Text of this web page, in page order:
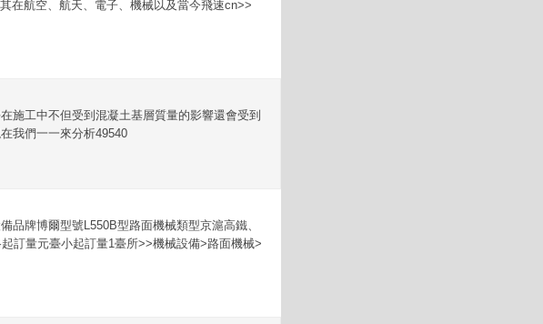
在航空、航天、電子、機械以及當今飛速cn>>
施工中不但受到混凝土基層質量的影響還會受到
我們一一來分析49540
品牌博爾型號L550B型路面機械類型京滬高鐵、
訂量元臺小起訂量1臺所>>機械設備>路面機械>